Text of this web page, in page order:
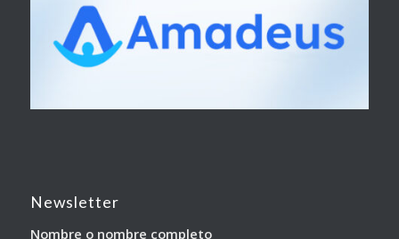
Newsletter
Nombre o nombre completo